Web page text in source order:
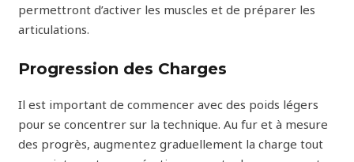
permettront d’activer les muscles et de préparer les
articulations.
Progression des Charges
Il est important de commencer avec des poids légers
pour se concentrer sur la technique. Au fur et à mesure
des progrès, augmentez graduellement la charge tout